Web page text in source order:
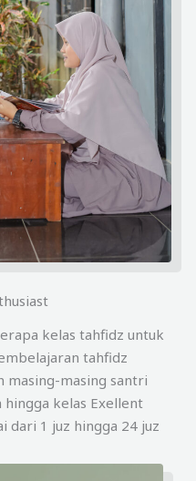
kelas tahfidz untuk
tahfidz
masing-masing santri
hingga kelas Exellent
dari 1 juz hingga 24 juz